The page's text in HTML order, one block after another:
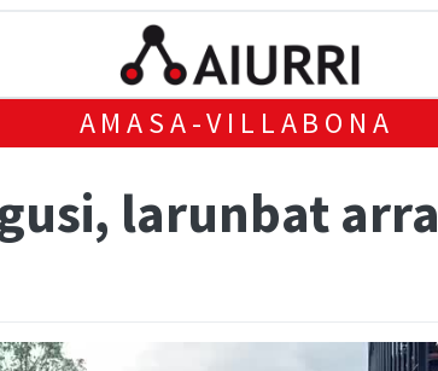
AMASA-VILLABONA
larunbat